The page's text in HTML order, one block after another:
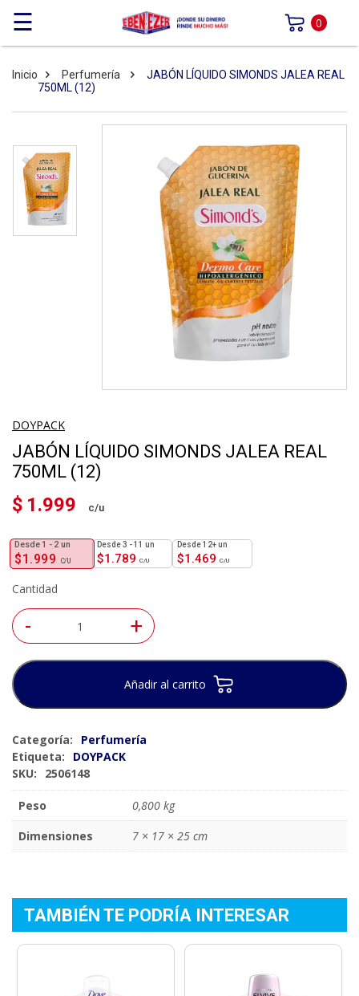
☰ 0
Inicio Perfumería
JABÓN LÍQUIDO SIMONDS JALEA REAL
750ML (12)
DOYPACK
JABÓN LÍQUIDO SIMONDS JALEA REAL
750ML (12)
$ 1.999
$1.999
1 - 2 un
$1.789
3 - 11 un
$1.469
12+ un
Cantidad
- +
Añadir al carrito
Categoría:
Perfumería
Etiqueta:
DOYPACK
SKU:
2506148
Peso
0,800 kg
Dimensiones
7 × 17 × 25 cm
TAMBIÉN TE PODRÍA INTERESAR